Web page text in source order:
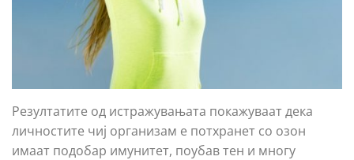
Резултатите од истражувањата покажуваат дека
личностите чиј организам е потхранет со озон
имаат подобар имунитет, поубав тен и многу